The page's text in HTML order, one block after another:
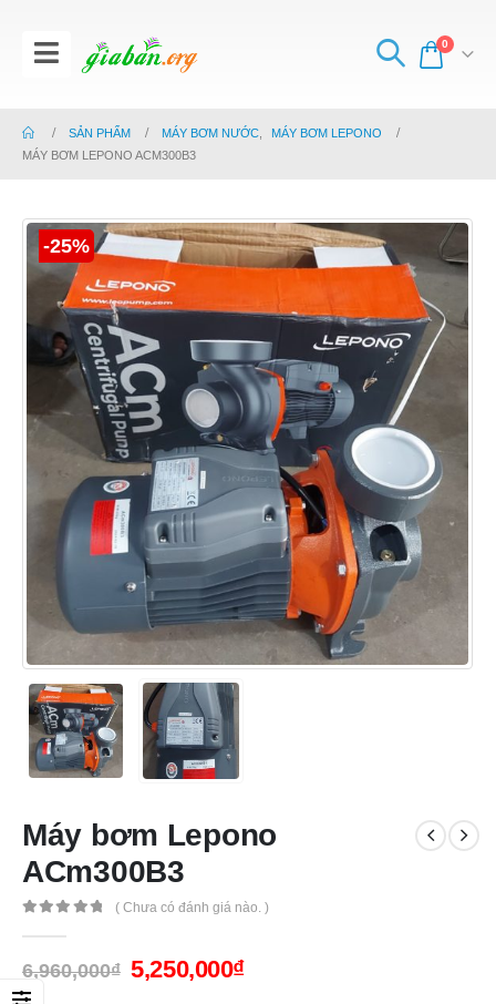
0
SẢN PHẨM MÁY BƠM NƯỚC
MÁY BƠM LEPONO
MÁY BƠM LEPONO ACM300B3
-25%
Máy bơm Lepono
ACm300B3
( Chưa có đánh giá nào. )
6,960,000₫ 5,250,000₫